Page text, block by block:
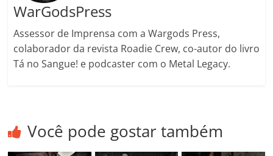
WarGodsPress
Assessor de Imprensa com a Wargods Press,
colaborador da revista Roadie Crew, co-autor do livro
Tá no Sangue! e podcaster com o Metal Legacy.
Você pode gostar também